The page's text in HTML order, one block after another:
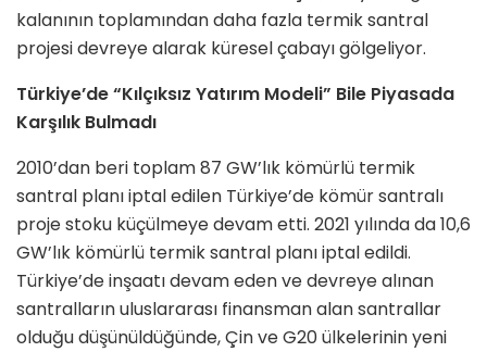
kalanının toplamından daha fazla termik santral
projesi devreye alarak küresel çabayı gölgeliyor.
Türkiye’de “Kılçıksız Yatırım Modeli” Bile Piyasada
Karşılık Bulmadı
2010’dan beri toplam 87 GW’lık kömürlü termik
santral planı iptal edilen Türkiye’de kömür santralı
proje stoku küçülmeye devam etti. 2021 yılında da 10,6
GW’lık kömürlü termik santral planı iptal edildi.
Türkiye’de inşaatı devam eden ve devreye alınan
santralların uluslararası finansman alan santrallar
olduğu düşünüldüğünde, Çin ve G20 ülkelerinin yeni